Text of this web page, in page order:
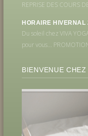
REPRISE DES COURS
HORAIRE
Du soleil chez VIVA
pour vous...
BIENVENUE